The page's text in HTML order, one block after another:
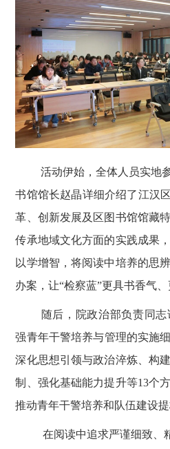
活动伊始，全体人员实地
书馆馆长赵晶详细介绍了江汉
革、创新发展及区图书馆馆藏
传承地域文化方面的实践成果
以学增智，将阅读中培养的思
办案，让“检察蓝”更具书香气、
随后，院政治部负责同
强青年干警培养与管理的实施
深化思想引领与政治淬炼、构
制、强化基础能力提升等13个
推动青年干警培养和队伍建设提
在阅读中追求严谨细致、